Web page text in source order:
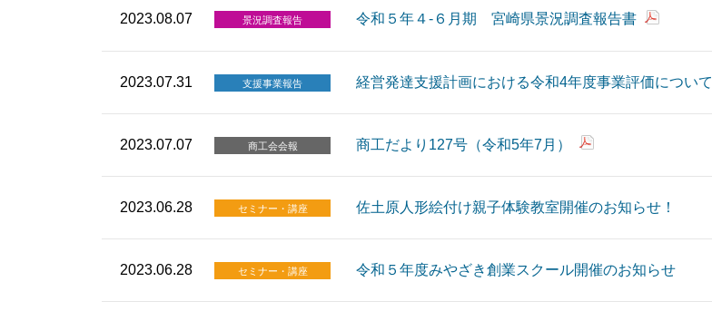
2023.08.07 景況調査報告 令和５年４-６月期 宮崎県景況調査報告書
2023.07.31 支援事業報告 経営発達支援計画における令和4年度事業評価について
2023.07.07 商工会会報 商工だより127号（令和5年7月）
2023.06.28 セミナー・講座 佐土原人形絵付け親子体験教室開催のお知らせ！
2023.06.28 セミナー・講座 令和５年度みやざき創業スクール開催のお知らせ